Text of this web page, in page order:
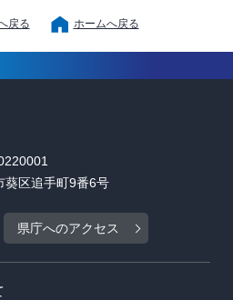
戻る ホームへ戻る
区追手町9番6号
県庁へのアクセス